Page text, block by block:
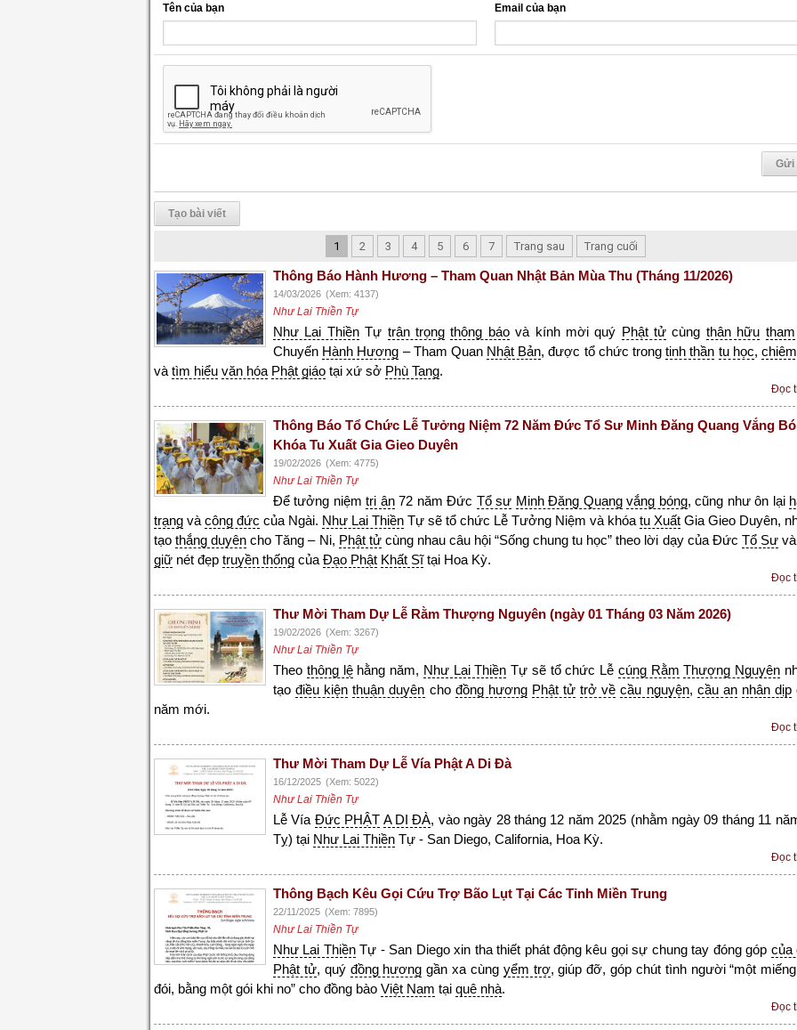
Tên của bạn Email của bạn
Tạo bài viết
1 2 3 4 5 6 7 Trang sau Trang cuối
Thông Báo Hành Hương – Tham Quan Nhật Bản Mùa Thu (Tháng 11/2026)
14/03/2026 (Xem: 4137)
Như Lai Thiền Tự
Như Lai ThiềnTự trân trọng thông báovà kính mời quý Phật tử cùng thân hữu
Chuyến Hành Hương – Tham Quan Nhật Bản, được tổ chức trongtinh thần tu học,
và tìm hiểu văn hóa Phật giáo tại xứ sở Phù Tang.
Đọc
Thông Báo Tổ Chức Lễ Tưởng Niệm 72 Năm Đức Tổ Sư Minh Đăng Quang Vắng
Khóa Tu Xuất Gia Gieo Duyên
19/02/2026 (Xem: 4775)
Như Lai Thiền Tự
Để tưởng niệmtri ân72 năm Đức Tổ sư Minh Đăng Quang vắng bóng, cũng như ôn lại
trạng và công đức của Ngài. Như Lai Thiền Tự sẽ tổ chức Lễ Tưởng Niệm và khóa tu Xuất Gia Gieo Duyên,
tạothắng duyên cho Tăng – Ni, Phật tửcùng nhau câu hội “Sống chung tu học” theo lời dạy của Đức Tổ Sư
giữ nét đẹp truyền thống của Đạo Phật Khất Sĩtại Hoa Kỳ.
Đọc
Thư Mời Tham Dự Lễ Rằm Thượng Nguyên (ngày 01 Tháng 03 Năm 2026)
19/02/2026 (Xem: 3267)
Như Lai Thiền Tự
Theo thông lệhằng năm, Như Lai Thiền Tự sẽ tổ chức Lễ cúng Rằm Thượng Nguyên
tạođiều kiện thuận duyên cho đồng hương Phật tử trở về cầu nguyện, cầu an nhân dịp
năm mới.
Đọc
Thư Mời Tham Dự Lễ Vía Phật A Di Đà
16/12/2025 (Xem: 5022)
Như Lai Thiền Tự
Lễ Vía Đức PHẬT A DI ĐÀ, vào ngày 28 tháng 12 năm 2025 (nhằm ngày 09 tháng 11
Tỵ) tại Như Lai Thiền Tự - San Diego, California, Hoa Kỳ.
Đọc
Thông Bạch Kêu Gọi Cứu Trợ Bão Lụt Tại Các Tỉnh Miền Trung
22/11/2025 (Xem: 7895)
Như Lai Thiền Tự
Như Lai ThiềnTự - San Diego xin tha thiết phát động kêu gọi sự chung tay đóng góp của
Phật tử, quý đồng hương gần xa cùng yểm trợ, giúp đỡ, góp chút tình người “một
đói, bằng một gói khi no” cho đồng bào Việt Nam tại quê nhà.
Đọc